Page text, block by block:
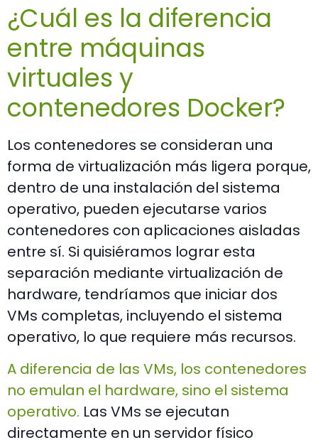
¿Cuál es la diferencia
entre máquinas
virtuales y
contenedores Docker?
Los contenedores se consideran una
forma de virtualización más ligera porque,
dentro de una instalación del sistema
operativo, pueden ejecutarse varios
contenedores con aplicaciones aisladas
entre sí. Si quisiéramos lograr esta
separación mediante virtualización de
hardware, tendríamos que iniciar dos
VMs completas, incluyendo el sistema
operativo, lo que requiere más recursos.
A diferencia de las VMs, los contenedores
no emulan el hardware, sino el sistema
operativo. Las VMs se ejecutan
directamente en un servidor físico